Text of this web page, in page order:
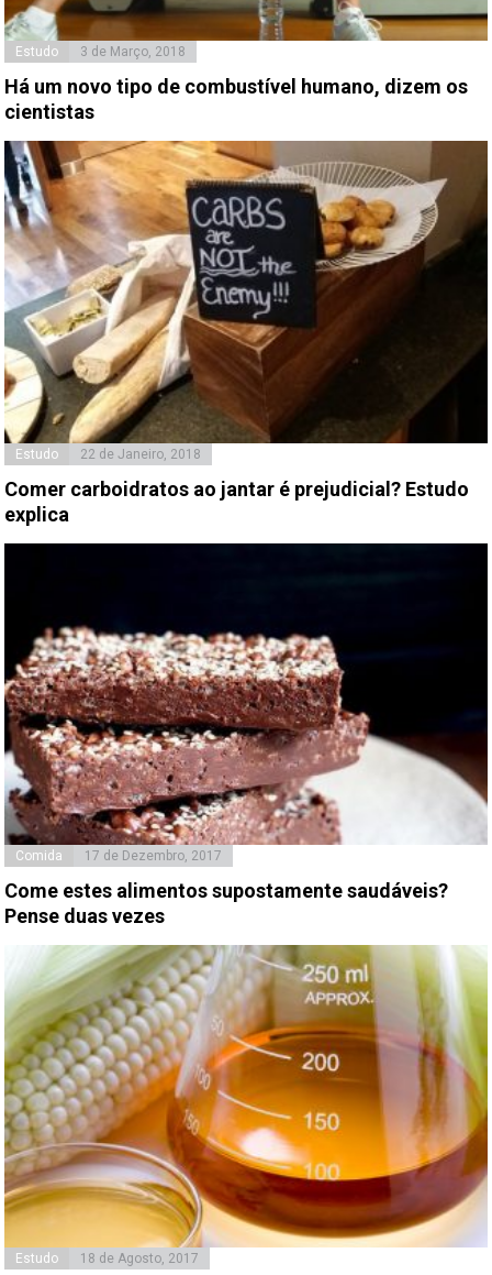
Estudo 3 de Março, 2018
Há um novo tipo de combustível humano, dizem os
cientistas
Estudo 22 de Janeiro, 2018
Comer carboidratos ao jantar é prejudicial? Estudo
explica
Comida 17 de Dezembro, 2017
Come estes alimentos supostamente saudáveis?
Pense duas vezes
Estudo 18 de Agosto, 2017